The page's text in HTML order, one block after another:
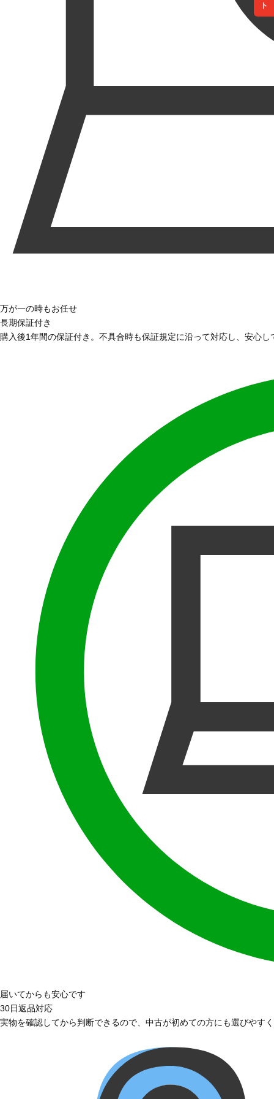
万が一の時もお任せ
長期保証付き
購入後1年間の保証付き。不具合時も保証規定に沿って対応し、安心
届いてからも安心です
30日返品対応
実物を確認してから判断できるので、中古が初めての方にも選びやす